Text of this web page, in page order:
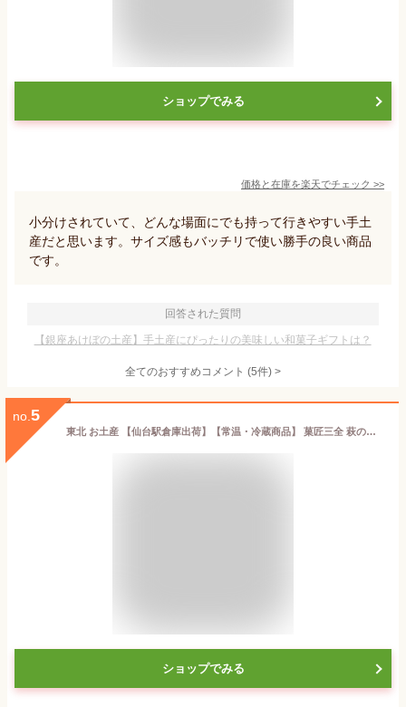
ショップでみる
価格と在庫を楽天でチェック >>
小分けされていて、どんな場面にでも持って行きやすい手土
産だと思います。サイズ感もバッチリで使い勝手の良い商品
です。
回答された質問
【銀座あけぼの土産】手土産にぴったりの美味しい和菓子ギフトは？
全てのおすすめコメント (5件) >
no. 5
東北 お土産 【仙台駅倉庫出荷】【常温・冷蔵商品】 菓匠三全 萩の月 20個入 仙台 お土産 東北 土産 東北みやげ お菓子 スイーツ 和菓子 カステラ ワッフル まんじゅう お年賀 お中元 御中元 お歳暮 御歳暮 内祝い お取り寄せ ギフト プレゼント のし可
ショップでみる